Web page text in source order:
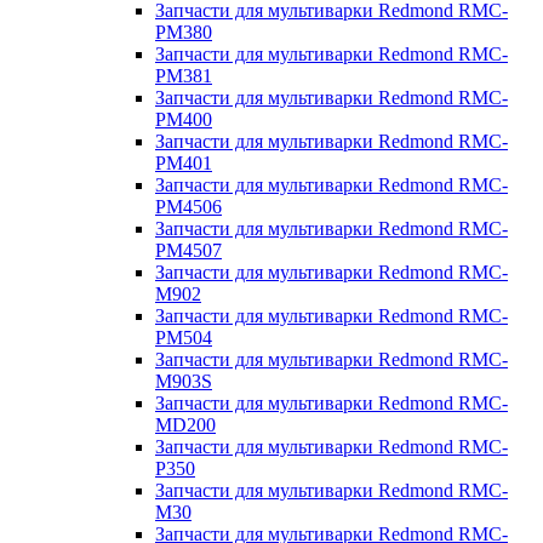
Запчасти для мультиварки Redmond RMC-
PM380
Запчасти для мультиварки Redmond RMC-
PM381
Запчасти для мультиварки Redmond RMC-
PM400
Запчасти для мультиварки Redmond RMC-
PM401
Запчасти для мультиварки Redmond RMC-
PM4506
Запчасти для мультиварки Redmond RMC-
PM4507
Запчасти для мультиварки Redmond RMC-
M902
Запчасти для мультиварки Redmond RMC-
PM504
Запчасти для мультиварки Redmond RMC-
M903S
Запчасти для мультиварки Redmond RMC-
MD200
Запчасти для мультиварки Redmond RMC-
P350
Запчасти для мультиварки Redmond RMC-
M30
Запчасти для мультиварки Redmond RMC-